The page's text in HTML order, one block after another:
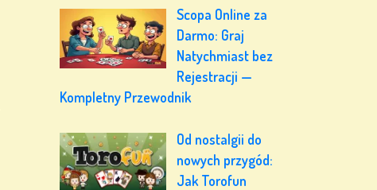
Scopa Online za
Darmo: Graj
Natychmiast bez
Rejestracji —
Kompletny Przewodnik
Od nostalgii do
nowych przygód:
Jak Torofun